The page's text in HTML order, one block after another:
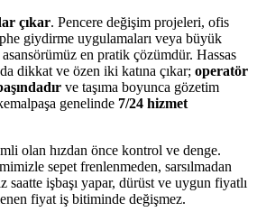
çıkar. Pencere değişim projeleri, ofis
giydirme uygulamaları veya büyük
en pratik çözümdür. Hassas
dikkat ve özen iki katına çıkar; operatör
ve taşıma boyunca gözetim
genelinde 7/24 hizmet
olan hızdan önce kontrol ve denge.
sepet frenlenmeden, sarsılmadan
saatte işbaşı yapar, dürüst ve uygun fiyatlı
fiyat iş bitiminde değişmez.